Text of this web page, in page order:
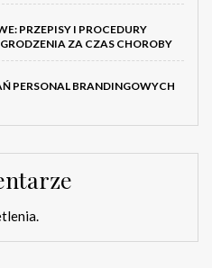
PRZEPISY I PROCEDURY
ZA CZAS CHOROBY
PERSONAL BRANDINGOWYCH